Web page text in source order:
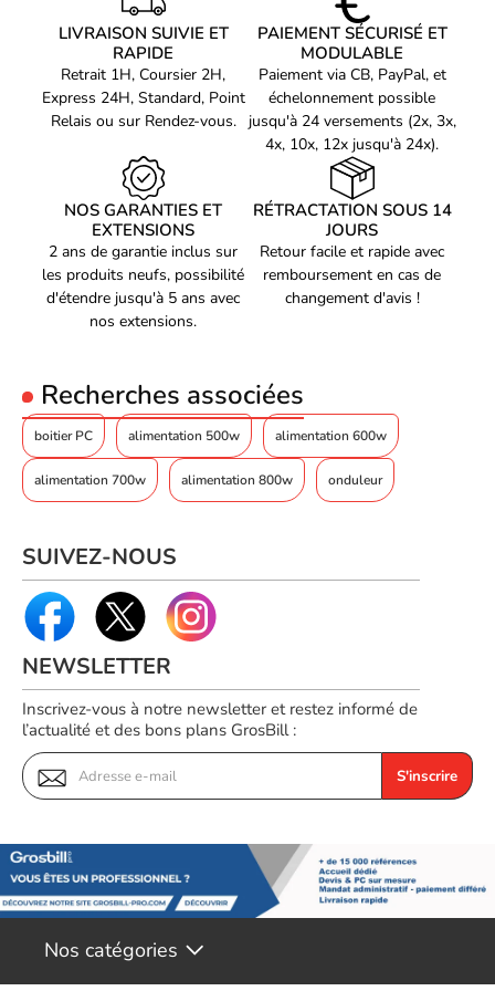
CP-9020297-EU
LIVRAISON SUIVIE ET
RAPIDE
Retrait 1H, Coursier 2H,
Express 24H, Standard, Point
Relais ou sur Rendez-vous.
PAIEMENT SÉCURISÉ ET
MODULABLE
Paiement via CB, PayPal, et
échelonnement possible
jusqu'à 24 versements (2x, 3x,
4x, 10x, 12x jusqu'à 24x).
NOS GARANTIES ET
EXTENSIONS
2 ans de garantie inclus sur
les produits neufs, possibilité
d'étendre jusqu'à 5 ans avec
nos extensions.
RÉTRACTATION SOUS 14
JOURS
Retour facile et rapide avec
remboursement en cas de
changement d'avis !
Recherches associées
boitier PC alimentation 500w alimentation 600w
alimentation 700w alimentation 800w onduleur
SUIVEZ-NOUS
NEWSLETTER
Inscrivez-vous à notre newsletter et restez informé de
l’actualité et des bons plans GrosBill :
S'inscrire
Nos catégories